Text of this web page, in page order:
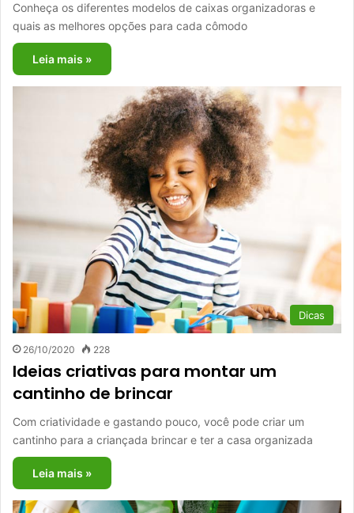
Conheça os diferentes modelos de caixas organizadoras e
quais as melhores opções para cada cômodo
Leia mais »
Dicas
26/10/2020 228
Ideias criativas para montar um
cantinho de brincar
Com criatividade e gastando pouco, você pode criar um
cantinho para a criançada brincar e ter a casa organizada
Leia mais »